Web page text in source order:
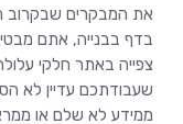
את המבקרים שבקרוב
בדף בבנייה, אתם
צפייה באתר חלקי
שעבודתכם עדיין לא
ממידע לא שלם או